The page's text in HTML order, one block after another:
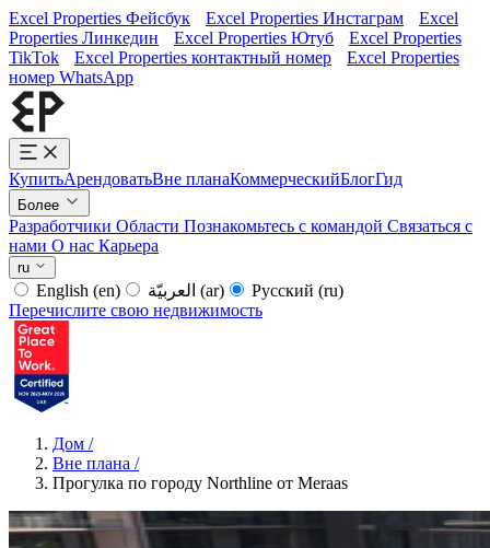
Excel Properties Фейсбук Excel Properties Инстаграм
Excel
Properties Линкедин
Excel Properties Ютуб
Excel Properties
TikTok
Excel Properties контактный номер
Excel Properties
номер WhatsApp
КупитьАрендоватьВне планаКоммерческийБлогГид
Более
Разработчики Области Познакомьтесь с командой Связаться с
нами О нас Карьера
ru
English (en) (ar) Русский (ru)
Перечислите свою недвижимость
Дом /
Вне плана /
Прогулка по городу Northline от Meraas